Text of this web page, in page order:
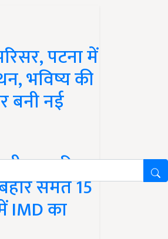
पटना में
भविष्य की
बनी नई
बारिश
समेत 15
IMD का